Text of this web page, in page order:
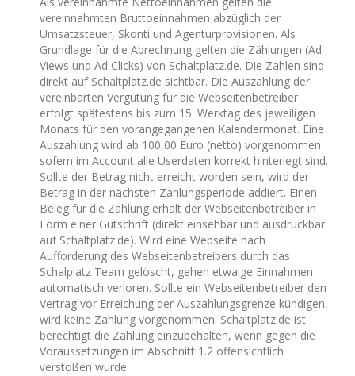
vereinnahmten Bruttoeinnahmen abzüglich der
Umsatzsteuer, Skonti und Agenturprovisionen. Als
Grundlage für die Abrechnung gelten die Zählungen (Ad
Views und Ad Clicks) von Schaltplatz.de. Die Zahlen sind
direkt auf Schaltplatz.de sichtbar. Die Auszahlung der
vereinbarten Vergütung für die Webseitenbetreiber
erfolgt spätestens bis zum 15. Werktag des jeweiligen
Monats für den vorangegangenen Kalendermonat. Eine
Auszahlung wird ab 100,00 Euro (netto) vorgenommen
sofern im Account alle Userdaten korrekt hinterlegt sind.
Sollte der Betrag nicht erreicht worden sein, wird der
Betrag in der nächsten Zahlungsperiode addiert. Einen
Beleg für die Zahlung erhält der Webseitenbetreiber in
Form einer Gutschrift (direkt einsehbar und ausdruckbar
auf Schaltplatz.de). Wird eine Webseite nach
Aufforderung des Webseitenbetreibers durch das
Schalplatz Team gelöscht, gehen etwaige Einnahmen
automatisch verloren. Sollte ein Webseitenbetreiber den
Vertrag vor Erreichung der Auszahlungsgrenze kündigen,
wird keine Zahlung vorgenommen. Schaltplatz.de ist
berechtigt die Zahlung einzubehalten, wenn gegen die
Voraussetzungen im Abschnitt 1.2 offensichtlich
verstoßen wurde.